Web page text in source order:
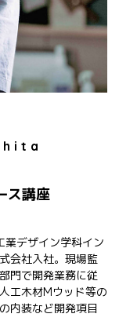
ス講座
デザイン学科イン
会社入社。現場監
門で開発業務に従
工木材Mウッド等の
内装など開発項目